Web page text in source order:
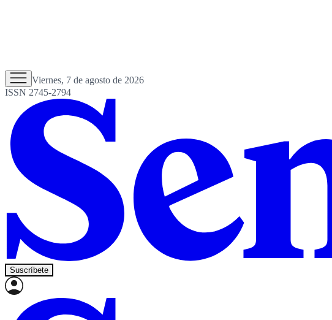
Viernes, 7 de agosto de 2026
ISSN 2745-2794
Suscríbete